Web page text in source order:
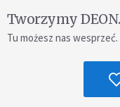
Tworzymy
Tu możesz nas wesprzeć.